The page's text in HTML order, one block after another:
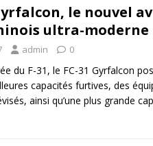
le nouvel
ultra-moderne
admin 0
du F-31, le FC-31 Gyrfalcon
capacités furtives, des
ainsi qu’une plus grande